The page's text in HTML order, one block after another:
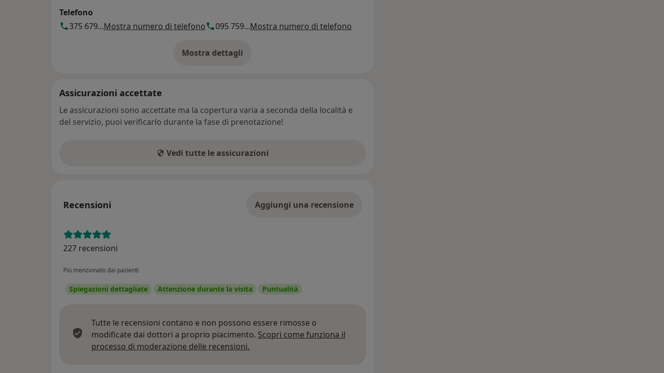
Telefono
375 679...Mostra numero di telefono 095 759...Mostra numero di telefono
Mostra dettagli
sull'indirizzo
Assicurazioni accettate
Le assicurazioni sono accettate ma la copertura varia a seconda della località e
del servizio, puoi verificarlo durante la fase di prenotazione!
Vedi tutte le assicurazioni
Recensioni Aggiungi una recensione
227 recensioni
Più menzionato dai pazienti
Spiegazioni dettagliate Attenzione durante la visita Puntualità
Tutte le recensioni contano e non possono essere rimosse o
modificate dai dottori a proprio piacimento. Scopri come funziona il
processo di moderazione delle recensioni.